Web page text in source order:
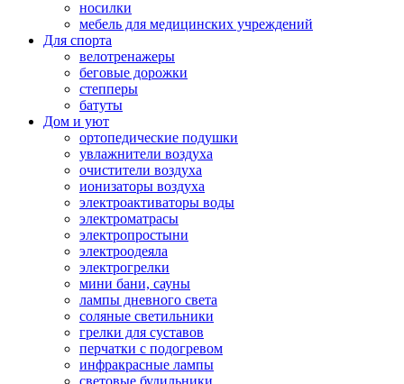
носилки
мебель для медицинских учреждений
Для спорта
велотренажеры
беговые дорожки
степперы
батуты
Дом и уют
ортопедические подушки
увлажнители воздуха
очистители воздуха
ионизаторы воздуха
электроактиваторы воды
электроматрасы
электропростыни
электроодеяла
электрогрелки
мини бани, сауны
лампы дневного света
соляные светильники
грелки для суставов
перчатки с подогревом
инфракрасные лампы
световые будильники